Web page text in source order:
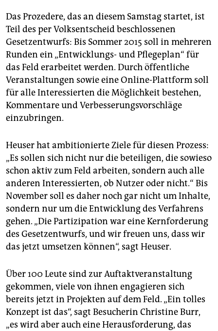
Das Prozedere, das an diesem Samstag startet, ist
Teil des per Volksentscheid beschlossenen
Gesetzentwurfs: Bis Sommer 2015 soll in mehreren
Runden ein „Entwicklungs- und Pflegeplan“ für
das Feld erarbeitet werden. Durch öffentliche
Veranstaltungen sowie eine Online-Plattform soll
für alle Interessierten die Möglichkeit bestehen,
Kommentare und Verbesserungsvorschläge
einzubringen.
Heuser hat ambitionierte Ziele für diesen Prozess:
„Es sollen sich nicht nur die beteiligen, die sowieso
schon aktiv zum Feld arbeiten, sondern auch alle
anderen Interessierten, ob Nutzer oder nicht.“ Bis
November soll es daher noch gar nicht um Inhalte,
sondern nur um die Entwicklung des Verfahrens
gehen. „Die Partizipation war eine Kernforderung
des Gesetzentwurfs, und wir freuen uns, dass wir
das jetzt umsetzen können“, sagt Heuser.
Über 100 Leute sind zur Auftaktveranstaltung
gekommen, viele von ihnen engagieren sich
bereits jetzt in Projekten auf dem Feld. „Ein tolles
Konzept ist das“, sagt Besucherin Christine Burr,
„es wird aber auch eine Herausforderung, das